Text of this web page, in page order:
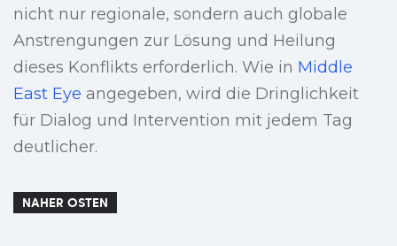
nicht nur regionale, sondern auch globale
Anstrengungen zur Lösung und Heilung
dieses Konflikts erforderlich. Wie in Middle
East Eye angegeben, wird die Dringlichkeit
für Dialog und Intervention mit jedem Tag
deutlicher.
NAHER OSTEN